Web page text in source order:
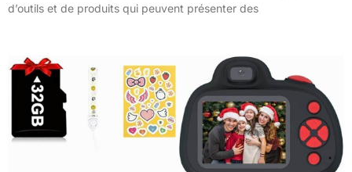
d’outils et de produits qui peuvent présenter des